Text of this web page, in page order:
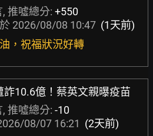
, 推噓總分: +550
2026/08/08 10:47 (1天前)
，祝福狀況好轉
詐10.6億！蔡英文親曝疫苗
, 推噓總分: -10
08/07 16:21 (2天前)